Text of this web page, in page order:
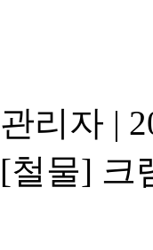
관리자 |
[철물] 크